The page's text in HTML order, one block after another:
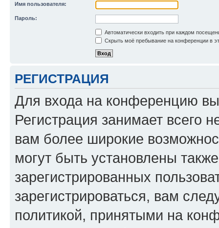
Имя пользователя:
Пароль:
Автоматически входить при каждом
Скрыть моё пребывание на конференции в
РЕГИСТРАЦИЯ
Для входа на конференцию
Регистрация занимает всего
вам более широкие
могут быть установлены
зарегистрированных
зарегистрироваться, вам
политикой, принятыми на